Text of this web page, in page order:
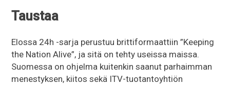
Taustaa
Elossa 24h -sarja perustuu brittiformaattiin ”Keeping
the Nation Alive”, ja sitä on tehty useissa maissa.
Suomessa on ohjelma kuitenkin saanut parhaimman
menestyksen, kiitos sekä ITV-tuotantoyhtiön